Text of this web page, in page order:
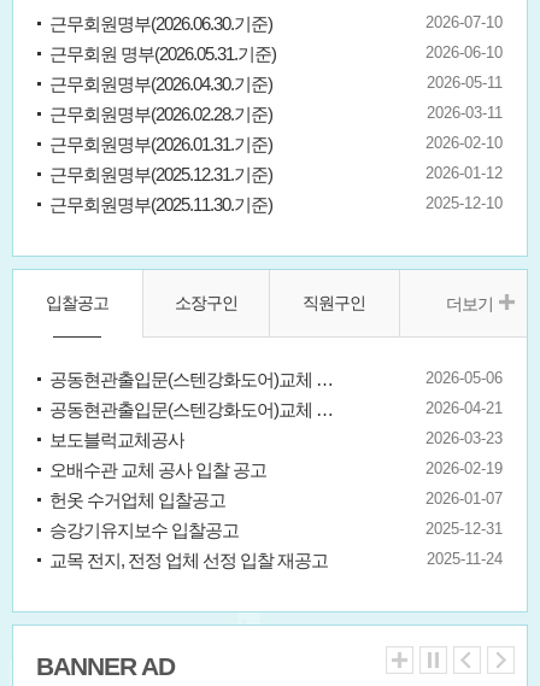
2026.07.20.
근무회원명부(2026.06.30.기준) 2026-07-10
근무회원 명부(2026.05.31.기준) 2026-06-10
근무회원명부(2026.04.30.기준) 2026-05-11
근무회원명부(2026.02.28.기준) 2026-03-11
근무회원명부(2026.01.31.기준) 2026-02-10
근무회원명부(2025.12.31.기준) 2026-01-12
근무회원명부(2025.11.30.기준) 2025-12-10
입찰공고
공동현관출입문(스텐강화도어)교체 설치공사업체 선정 정정 공고 2026-05-06
공동현관출입문(스텐강화도어)교체 설치공사업체 선정 2026-04-21
보도블럭교체공사 2026-03-23
오배수관 교체 공사 입찰 공고 2026-02-19
헌옷 수거업체 입찰공고 2026-01-07
승강기유지보수 입찰공고 2025-12-31
교목 전지, 전정 업체 선정 입찰 재공고 2025-11-24
더보기
소장구인 직원구인
BANNER AD